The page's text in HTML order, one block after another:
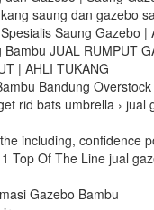
saung dan gazebo
Saung Gazebo |
JUAL RUMPUT
| AHLI TUKANG
Bandung Overstock
rid bats umbrella › jual
including, confidence
Top Of The Line jual
Gazebo Bambu